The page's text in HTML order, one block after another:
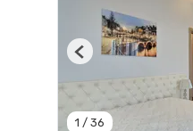
1 / 36
Previous